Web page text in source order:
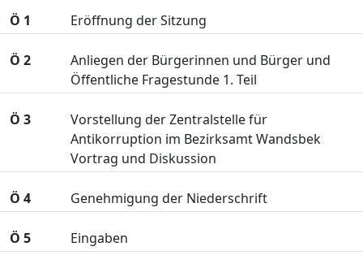
Ö 1 Eröffnung der Sitzung
Ö 2
Anliegen der Bürgerinnen und Bürger und
Öffentliche Fragestunde 1. Teil
Ö 3
Vorstellung der Zentralstelle für
Antikorruption im Bezirksamt Wandsbek
Vortrag und Diskussion
Ö 4 Genehmigung der Niederschrift
Ö 5 Eingaben